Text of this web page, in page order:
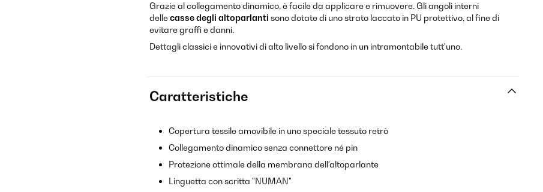
Grazie al collegamento dinamico, è facile da applicare e rimuovere. Gli angoli interni
dellecasse degli altoparlanti sono dotate di uno strato laccato in PU protettivo, al fine di
evitare graffi e danni.
Dettagli classici e innovativi di alto livello si fondono in un intramontabile tutt'uno.
Caratteristiche
Copertura tessile amovibile in uno speciale tessuto retrò
Collegamento dinamico senza connettore né pin
Protezione ottimale della membrana dell'altoparlante
Linguetta con scritta "NUMAN"